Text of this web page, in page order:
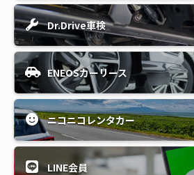
Dr.Drive車検
ENEOSカーリース
ニコニコレンタカー
LINE会員